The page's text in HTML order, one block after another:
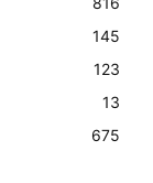
145
123
13
675